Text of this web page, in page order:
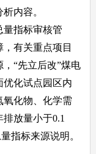
内容。
量指标审核管
有关重点项目
“先立后改”煤电
优化试点园区内
氧化物、化学需
放量小于0.1
指标来源说明。